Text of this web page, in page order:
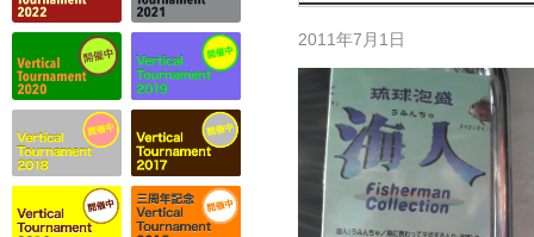
2011年7月1日